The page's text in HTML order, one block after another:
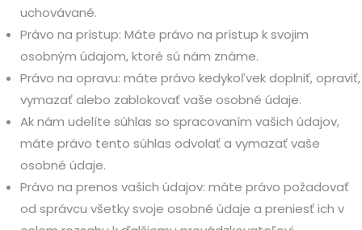
uchovávané.
Právo na prístup: Máte právo na prístup k svojim
osobným údajom, ktoré sú nám známe.
Právo na opravu: máte právo kedykoľvek doplniť, opraviť,
vymazať alebo zablokovať vaše osobné údaje.
Ak nám udelíte súhlas so spracovaním vašich údajov,
máte právo tento súhlas odvolať a vymazať vaše
osobné údaje.
Právo na prenos vašich údajov: máte právo požadovať
od správcu všetky svoje osobné údaje a preniesť ich v